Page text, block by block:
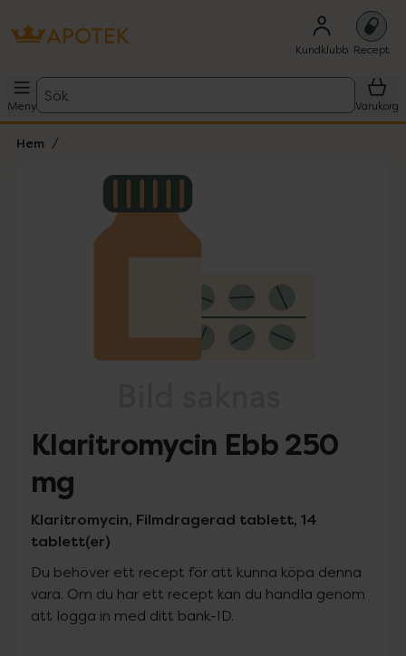
Kundklubb Recept
Meny
Sök
Varukorg
Hem
Lista: . Innehåller 1 objekt.
Klaritromycin Ebb 250
mg
Klaritromycin, Filmdragerad tablett, 14
tablett(er)
Du behöver ett recept för att kunna köpa denna
vara. Om du har ett recept kan du handla genom
att logga in med ditt bank-ID.